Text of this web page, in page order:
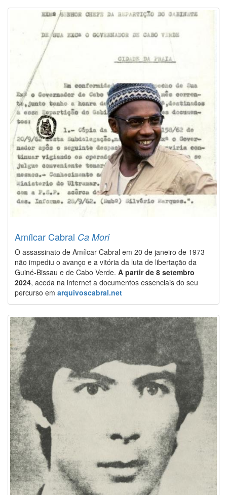
Amílcar Cabral Ca Mori
O assassinato de Amílcar Cabral em 20 de janeiro de 1973
não impediu o avanço e a vitória da luta de libertação da
Guiné-Bissau e de Cabo Verde. A partir de 8 setembro
2024, aceda na internet a documentos essenciais do seu
percurso em arquivoscabral.net
Image